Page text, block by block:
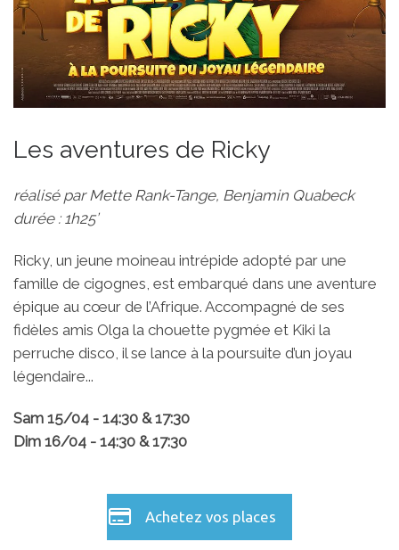
Les aventures de Ricky
réalisé par Mette Rank-Tange, Benjamin Quabeck
durée : 1h25’
Ricky, un jeune moineau intrépide adopté par une
famille de cigognes, est embarqué dans une aventure
épique au cœur de l’Afrique. Accompagné de ses
fidèles amis Olga la chouette pygmée et Kiki la
perruche disco, il se lance à la poursuite d’un joyau
légendaire...
Sam 15/04 - 14:30 & 17:30
Dim 16/04 - 14:30 & 17:30
Achetez vos places